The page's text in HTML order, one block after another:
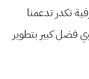
تكدر تدعمنا
راح تسوي فضل كبير بتطوير